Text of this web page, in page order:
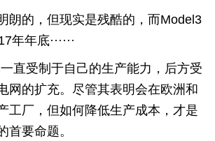
朗的，但现实是残酷的，而Model3
年底······
直受制于自己的生产能力，后方受
网的扩充。尽管其表明会在欧洲和
工厂，但如何降低生产成本，才是
首要命题。